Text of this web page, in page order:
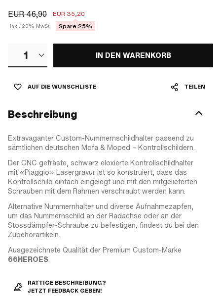
EUR 46,90 EUR 35,20
Inkl. 20% MwSt. Spare 25%
1 IN DEN WARENKORB
AUF DIE WUNSCHLISTE TEILEN
Beschreibung
Extravaganter Custom-Nummernschildhalter passend zu
sämtlichen deutschen Mofa & Moped – Kontrollschildern.
Der CNC gefräste, schwarz eloxierte Kontrollschildhalter
mit «Piaggio» Lasergravur ist so konstruiert, dass das
Kontrollschild einfach eingelegt und mit den mitgelieferten
Schrauben mit dem Rahmen verschraubt werden kann.
Alternative Nummernhalter und diverse Aufnahmezapfen,
um das Nummernschild an der Radachse oder an der
Stossdämpfer-Schraube zu befestigen, findest du bei den
Zubehörartikeln.
Ausgezeichnete Qualität der Premium Custom-Marke
66HEROES.
RATTIGE BESCHREIBUNG?
JETZT FEEDBACK GEBEN!